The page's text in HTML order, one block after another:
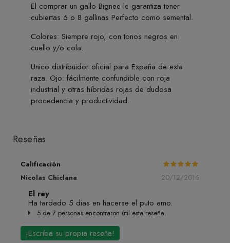
El comprar un gallo Bignee le garantiza tener
cubiertas 6 o 8 gallinas Perfecto como semental.
Colores: Siempre rojo, con tonos negros en
cuello y/o cola.
Unico distribuidor oficial para España de esta
raza. Ojo: fácilmente confundible con roja
industrial y otras híbridas rojas de dudosa
procedencia y productividad.
Reseñas
Calificación
Nicolas Chiclana
20/12/2016
El rey
Ha tardado 5 dias en hacerse el puto amo.
5 de 7 personas encontraron útil esta reseña.
¡Escriba su propia reseña!